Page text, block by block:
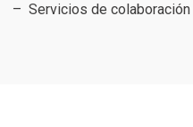
Servicios de colaboración